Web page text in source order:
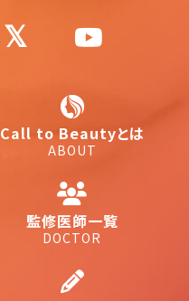
Call to Beautyとは
ABOUT
監修医師一覧
DOCTOR